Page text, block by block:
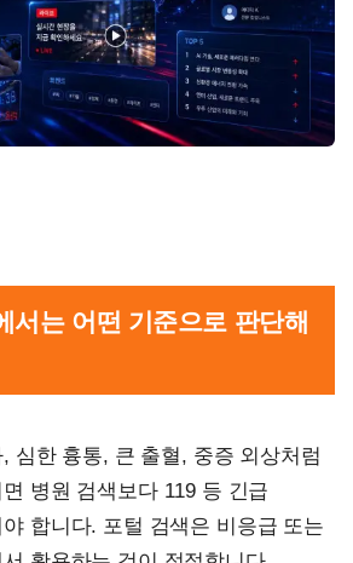
서는 어떤 기준으로 판단해
심한 흉통, 큰 출혈, 중증 외상처럼
병원 검색보다 119 등 긴급
합니다. 포털 검색은 비응급 또는